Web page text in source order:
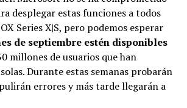
desplegar estas funciones a todos
Series X|S, pero podemos esperar
de septiembre estén disponibles
millones de usuarios que han
Durante estas semanas probarán
errores y más tarde llegarán a